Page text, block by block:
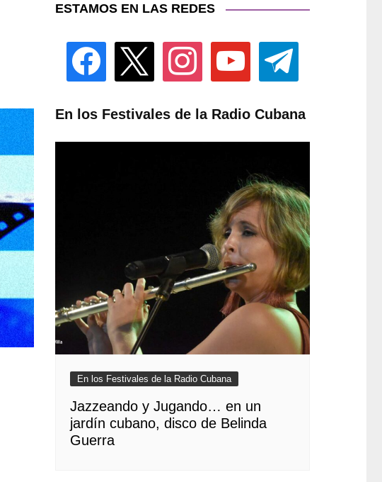
ESTAMOS EN LAS REDES
facebook instagram youtube telegram
En los Festivales de la Radio Cubana
En los Festivales de la Radio Cubana
Jazzeando y Jugando… en un
jardín cubano, disco de Belinda
Guerra